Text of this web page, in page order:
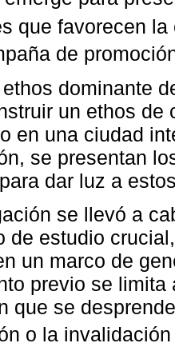
que favorecen
de
dominante
un ethos de
en una ciudad
se presentan
dar luz a
se llevó a
de estudio
un marco de
previo se
que se
o la